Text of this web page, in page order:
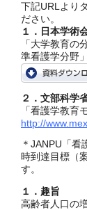
下記URLより
ださい。
１．日本学術
「大学教育の
準看護学分野」
２．文部科学
「看護学教育
http://
＊JANPU「
時到達目標（
す。
１．趣旨
高齢者人口の